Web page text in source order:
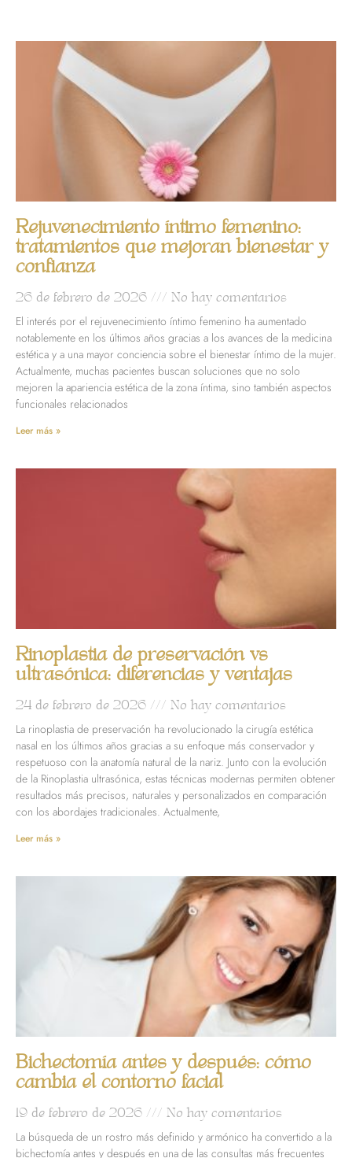
Rejuvenecimiento íntimo femenino:
tratamientos que mejoran bienestar y
confianza
26 de febrero de 2026 No hay comentarios
El interés por el rejuvenecimiento íntimo femenino ha aumentado
notablemente en los últimos años gracias a los avances de la medicina
estética y a una mayor conciencia sobre el bienestar íntimo de la mujer.
Actualmente, muchas pacientes buscan soluciones que no solo
mejoren la apariencia estética de la zona íntima, sino también aspectos
funcionales relacionados
Leer más »
Rinoplastia de preservación vs
ultrasónica: diferencias y ventajas
24 de febrero de 2026 No hay comentarios
La rinoplastia de preservación ha revolucionado la cirugía estética
nasal en los últimos años gracias a su enfoque más conservador y
respetuoso con la anatomía natural de la nariz. Junto con la evolución
de la Rinoplastia ultrasónica, estas técnicas modernas permiten obtener
resultados más precisos, naturales y personalizados en comparación
con los abordajes tradicionales. Actualmente,
Leer más »
Bichectomía antes y después: cómo
cambia el contorno facial
19 de febrero de 2026 No hay comentarios
La búsqueda de un rostro más definido y armónico ha convertido a la
bichectomía antes y después en una de las consultas más frecuentes
Página
PáginaPáginaPáginaPágina